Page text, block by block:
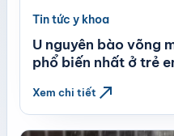
Tin tức y khoa
U nguyên bào võng
phổ biến nhất ở trẻ
Xem chi tiết north_east